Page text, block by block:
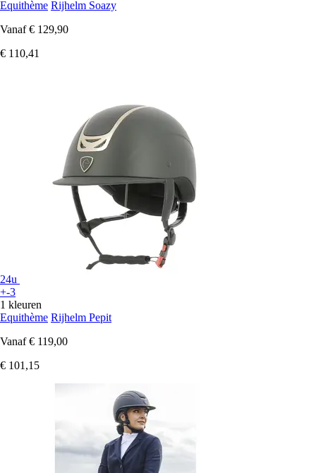
Equithème Rijhelm Soazy
Vanaf € 129,90
€ 110,41
24u
+-3
1 kleuren
Equithème Rijhelm Pepit
Vanaf € 119,00
€ 101,15